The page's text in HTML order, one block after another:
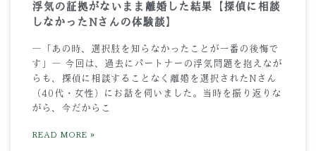
浮気の証拠がないまま離婚した結果【探偵に相談
しなかったNさんの体験談】
―「あの時、選択肢を知らなかったことが一番の後悔で
す」― 今回は、過去にパートナーの浮気問題を抱えなが
らも、探偵に相談することなく離婚を選択されたNさん
（40代・女性）にお話を伺いました。当時を振り返りな
がら、今だからこ
READ MORE »